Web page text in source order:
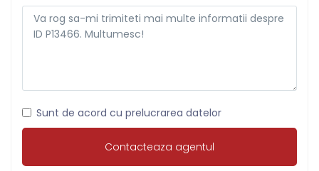
Sunt de acord cu prelucrarea datelor